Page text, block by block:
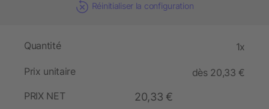
Réinitialiser la configuration
Quantité 1x
Prix unitaire
dès 20,33 €
PRIX NET
20,33 €